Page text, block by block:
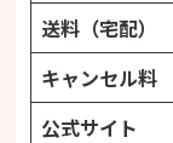
送料（宅配）
キャンセル料
公式サイト